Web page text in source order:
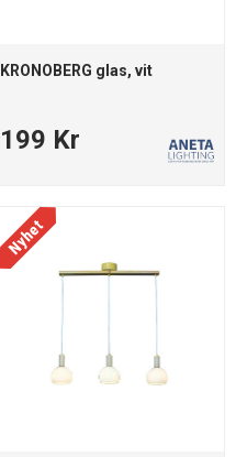
KRONOBERG glas, vit
199 Kr